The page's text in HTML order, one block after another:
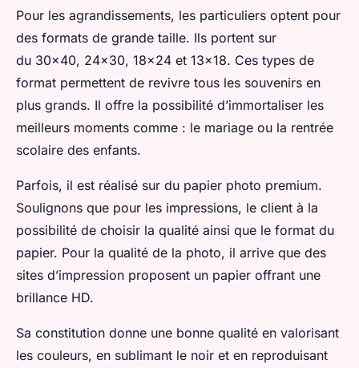
Pour les agrandissements, les particuliers optent pour
des formats de grande taille. Ils portent sur
du 30×40, 24×30, 18×24 et 13×18. Ces types de
format permettent de revivre tous les souvenirs en
plus grands. Il offre la possibilité d’immortaliser les
meilleurs moments comme : le mariage ou la rentrée
scolaire des enfants.
Parfois, il est réalisé sur du papier photo premium.
Soulignons que pour les impressions, le client à la
possibilité de choisir la qualité ainsi que le format du
papier. Pour la qualité de la photo, il arrive que des
sites d’impression proposent un papier offrant une
brillance HD.
Sa constitution donne une bonne qualité en valorisant
les couleurs, en sublimant le noir et en reproduisant